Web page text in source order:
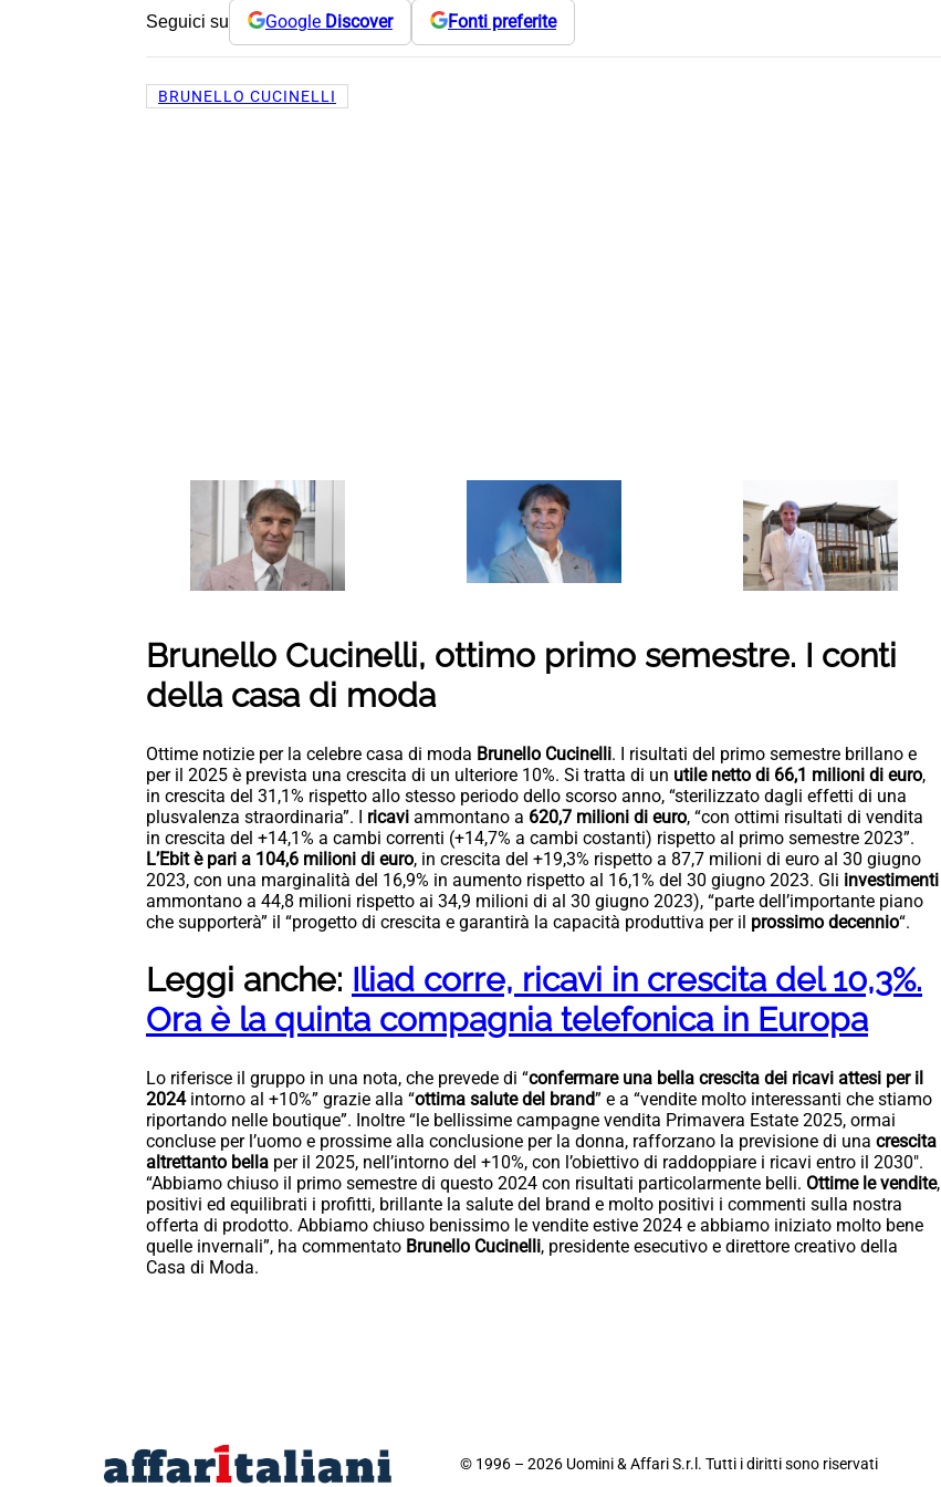
Seguici su Google Discover Fonti preferite
BRUNELLO CUCINELLI
Brunello Cucinelli, ottimo primo semestre. I conti
della casa di moda
Ottime notizie per la celebre casa di moda Brunello Cucinelli. I risultati del primo semestre brillano e
per il 2025 è prevista una crescita di un ulteriore 10%. Si tratta di un utile netto di 66,1 milioni di euro,
in crescita del 31,1% rispetto allo stesso periodo dello scorso anno, “sterilizzato dagli effetti di una
plusvalenza straordinaria”. I ricavi ammontano a 620,7 milioni di euro, “con ottimi risultati di vendita
in crescita del +14,1% a cambi correnti (+14,7% a cambi costanti) rispetto al primo semestre 2023”.
L’Ebit è pari a 104,6 milioni di euro, in crescita del +19,3% rispetto a 87,7 milioni di euro al 30 giugno
2023, con una marginalità del 16,9% in aumento rispetto al 16,1% del 30 giugno 2023. Gli investimenti
ammontano a 44,8 milioni rispetto ai 34,9 milioni di al 30 giugno 2023), “parte dell’importante piano
che supporterà” il “progetto di crescita e garantirà la capacità produttiva per il prossimo decennio“.
Leggi anche: Iliad corre, ricavi in crescita del 10,3%.
Ora è la quinta compagnia telefonica in Europa
Lo riferisce il gruppo in una nota, che prevede di “confermare una bella crescita dei ricavi attesi per il
2024intorno al +10%” grazie alla “ottima salute del brand” e a “vendite molto interessanti che stiamo
riportando nelle boutique”. Inoltre “le bellissime campagne vendita Primavera Estate 2025, ormai
concluse per l’uomo e prossime alla conclusione per la donna, rafforzano la previsione di una crescita
altrettanto bella per il 2025, nell’intorno del +10%, con l’obiettivo di raddoppiare i ricavi entro il 2030″.
“Abbiamo chiuso il primo semestre di questo 2024 con risultati particolarmente belli. Ottime le vendite,
positivi ed equilibrati i profitti, brillante la salute del brand e molto positivi i commenti sulla nostra
offerta di prodotto. Abbiamo chiuso benissimo le vendite estive 2024 e abbiamo iniziato molto bene
quelle invernali”, ha commentato Brunello Cucinelli, presidente esecutivo e direttore creativo della
Casa di Moda.
© 1996 – 2026 Uomini & Affari S.r.l. Tutti i diritti sono riservati